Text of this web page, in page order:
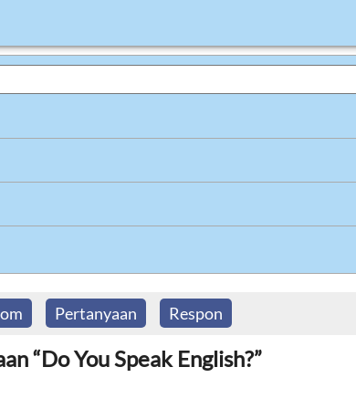
Pertanyaan Respon
“Do You Speak English?”